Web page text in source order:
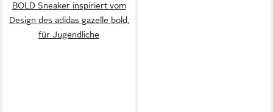
BOLD Sneaker inspiriert vom
Design des adidas gazelle bold,
für Jugendliche